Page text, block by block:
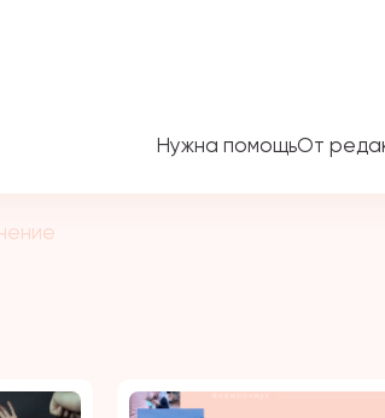
Нужна помощьОт